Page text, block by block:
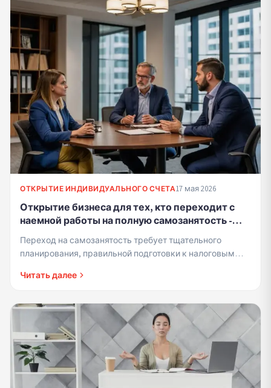
ОТКРЫТИЕ ИНДИВИДУАЛЬНОГО СЧЕТА17 мая 2026
Открытие бизнеса для тех, кто переходит с
наемной работы на полную самозанятость -
умные этапы перехода, которые
предотвращают неожиданности
Переход на самозанятость требует тщательного
планирования, правильной подготовки к налоговым
Читать далее